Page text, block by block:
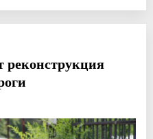
реконструкция